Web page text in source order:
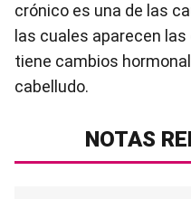
crónico es una de las
las cuales aparecen
tiene cambios
cabelludo.
NOTAS